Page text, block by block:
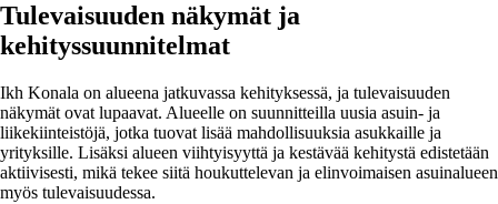
Tulevaisuuden näkymät ja
kehityssuunnitelmat
Ikh Konala on alueena jatkuvassa kehityksessä, ja tulevaisuuden
näkymät ovat lupaavat. Alueelle on suunnitteilla uusia asuin- ja
liikekiinteistöjä, jotka tuovat lisää mahdollisuuksia asukkaille ja
yrityksille. Lisäksi alueen viihtyisyyttä ja kestävää kehitystä edistetään
aktiivisesti, mikä tekee siitä houkuttelevan ja elinvoimaisen asuinalueen
myös tulevaisuudessa.